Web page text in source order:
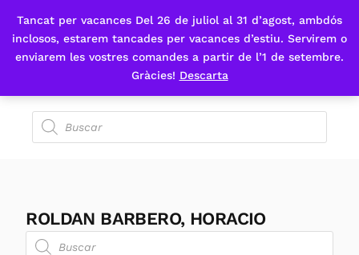
Tancat per vacances Del 26 de juliol al 31 d’agost, ambdós
inclosos, estarem tancades per vacances d’estiu. Servirem o
enviarem les vostres comandes a partir de l’1 de setembre.
Gràcies! Descarta
Fes-te'n sòcia
ROLDAN BARBERO, HORACIO